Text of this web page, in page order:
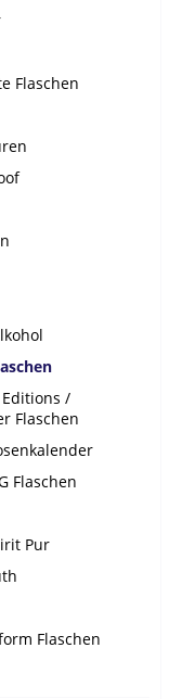
Flaschen
/
Flaschen
Flaschen
Pur
Flaschen